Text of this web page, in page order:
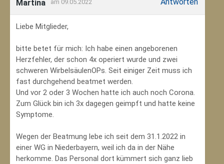
Martina am 09.05.2022
Liebe Mitglieder,
bitte betet für mich: Ich habe einen angeborenen
Herzfehler, der schon 4x operiert wurde und zwei
schweren WirbelsäulenOPs. Seit einiger Zeit muss ich
fast durchgehend beatmet werden.
Und vor 2 oder 3 Wochen hatte ich auch noch Corona.
Zum Glück bin ich 3x dagegen geimpft und hatte keine
Symptome.
Wegen der Beatmung lebe ich seit dem 31.1.2022 in
einer WG in Niederbayern, weil ich da in der Nähe
herkomme. Das Personal dort kümmert sich ganz lieb